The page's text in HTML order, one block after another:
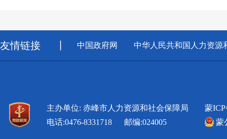
友情链接 中国政府网 中华人民共和国人力资源
主办单位: 赤峰市人力资源和社会保障局
电话:0476-8331718 邮编:024005
蒙ICP
蒙